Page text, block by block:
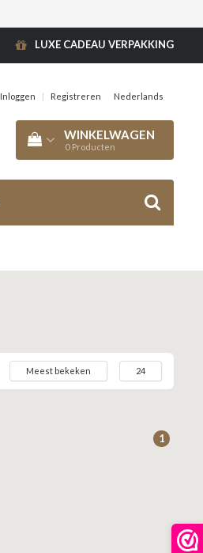
LUXE CADEAU VERPAKKING
Inloggen | Registreren Nederlands
WINKELWAGEN
0 Producten
Meest bekeken 24
1